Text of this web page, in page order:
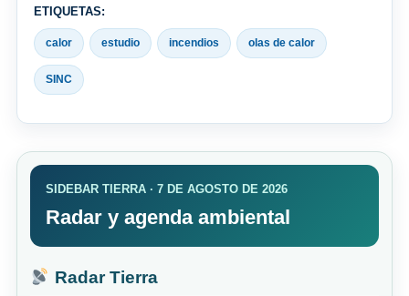
ETIQUETAS:
calor estudio incendios olas de calor
SINC
SIDEBAR TIERRA · 7 DE AGOSTO DE 2026
Radar y agenda ambiental
Radar Tierra